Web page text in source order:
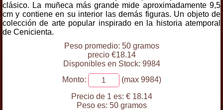
clásico. La muñeca más grande mide aproximadamente 9,5
cm y contiene en su interior las demás figuras. Un objeto de
colección de arte popular inspirado en la historia atemporal
de Cenicienta.
Peso promedio: 50 gramos
precio €18.14
Disponibles en Stock: 9984
Monto:
(max 9984)
Precio de 1 es: € 18.14
Peso es: 50 gramos